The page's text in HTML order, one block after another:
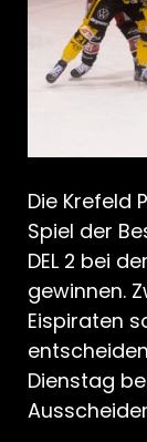
Die Krefeld
Spiel der
DEL 2 bei
gewinnen.
Eispiraten
Dienstag